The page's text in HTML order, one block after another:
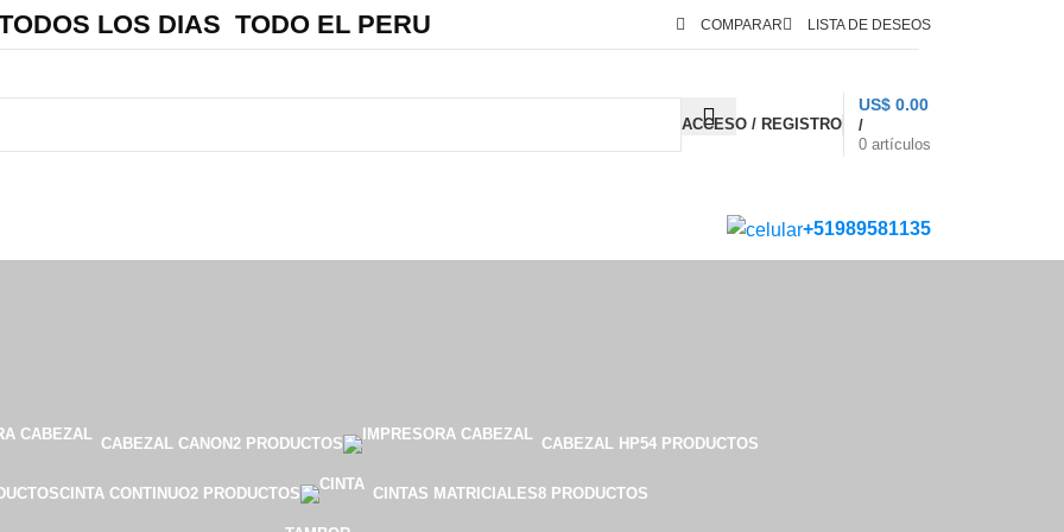
LOS DIAS TODO EL PERU COMPARAR LISTA DE DESEOS
ACCESO / REGISTRO
0 artículos
/
US$ 0.00
+51989581135
CABEZAL CANON2 PRODUCTOS CABEZAL HP54 PRODUCTOS
CINTA CONTINUO2 PRODUCTOS CINTAS MATRICIALES8 PRODUCTOS